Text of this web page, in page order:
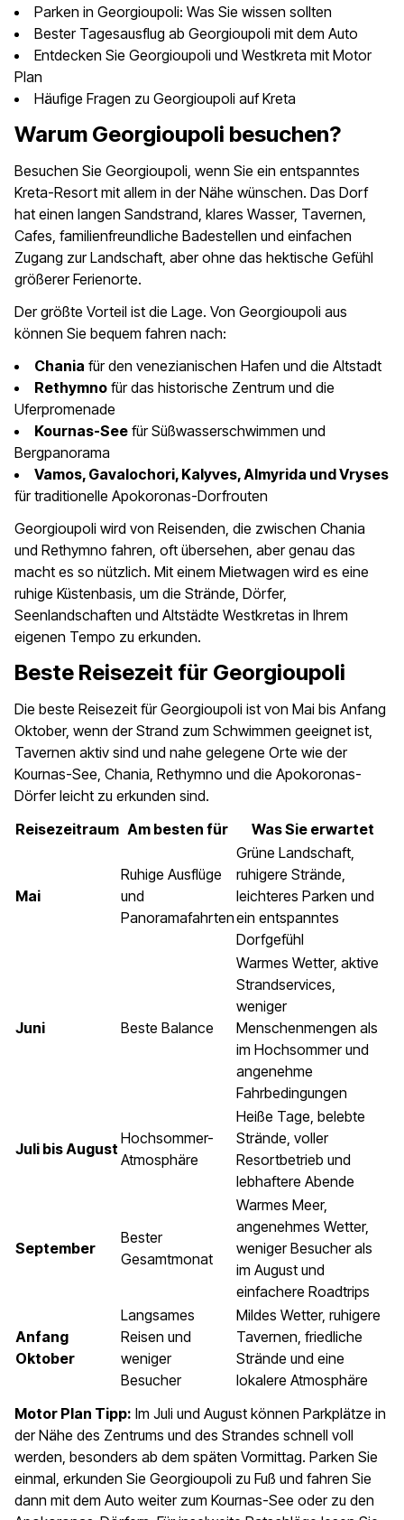
Parken in Georgioupoli: Was Sie wissen sollten
Bester Tagesausflug ab Georgioupoli mit dem Auto
Entdecken Sie Georgioupoli und Westkreta mit Motor
Plan
Häufige Fragen zu Georgioupoli auf Kreta
Warum Georgioupoli besuchen?
Besuchen Sie Georgioupoli, wenn Sie ein entspanntes
Kreta-Resort mit allem in der Nähe wünschen. Das Dorf
hat einen langen Sandstrand, klares Wasser, Tavernen,
Cafes, familienfreundliche Badestellen und einfachen
Zugang zur Landschaft, aber ohne das hektische Gefühl
größerer Ferienorte.
Der größte Vorteil ist die Lage. Von Georgioupoli aus
können Sie bequem fahren nach:
Chania für den venezianischen Hafen und die Altstadt
Rethymno für das historische Zentrum und die
Uferpromenade
Kournas-See für Süßwasserschwimmen und
Bergpanorama
Vamos, Gavalochori, Kalyves, Almyrida und Vryses
für traditionelle Apokoronas-Dorfrouten
Georgioupoli wird von Reisenden, die zwischen Chania
und Rethymno fahren, oft übersehen, aber genau das
macht es so nützlich. Mit einem Mietwagen wird es eine
ruhige Küstenbasis, um die Strände, Dörfer,
Seenlandschaften und Altstädte Westkretas in Ihrem
eigenen Tempo zu erkunden.
Beste Reisezeit für Georgioupoli
Die beste Reisezeit für Georgioupoli ist von Mai bis Anfang
Oktober, wenn der Strand zum Schwimmen geeignet ist,
Tavernen aktiv sind und nahe gelegene Orte wie der
Kournas-See, Chania, Rethymno und die Apokoronas-
Dörfer leicht zu erkunden sind.
Reisezeitraum Am besten für Was Sie erwartet
Mai
Ruhige Ausflüge
und
Panoramafahrten
Grüne Landschaft,
ruhigere Strände,
leichteres Parken und
ein entspanntes
Dorfgefühl
Juni Beste Balance
Warmes Wetter, aktive
Strandservices,
weniger
Menschenmengen als
im Hochsommer und
angenehme
Fahrbedingungen
Juli bis August
Hochsommer-
Atmosphäre
Heiße Tage, belebte
Strände, voller
Resortbetrieb und
lebhaftere Abende
September
Bester
Gesamtmonat
Warmes Meer,
angenehmes Wetter,
weniger Besucher als
im August und
einfachere Roadtrips
Anfang
Oktober
Langsames
Reisen und
weniger
Besucher
Mildes Wetter, ruhigere
Tavernen, friedliche
Strände und eine
lokalere Atmosphäre
Motor Plan Tipp: Im Juli und August können Parkplätze in
der Nähe des Zentrums und des Strandes schnell voll
werden, besonders ab dem späten Vormittag. Parken Sie
einmal, erkunden Sie Georgioupoli zu Fuß und fahren Sie
dann mit dem Auto weiter zum Kournas-See oder zu den